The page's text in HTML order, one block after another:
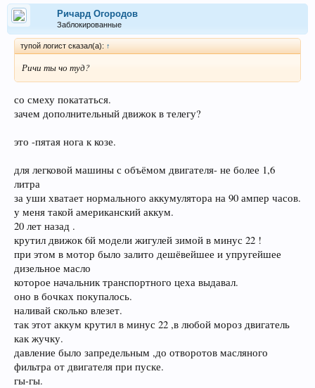
Ричард Огородов
Заблокированные
тупой логист сказал(а): ↑
Ричи ты чо туд?
со смеху покататься.
зачем дополнительный движок в телегу?
это -пятая нога к козе.
для легковой машины с объёмом двигателя- не более 1,6
литра
за уши хватает нормального аккумулятора на 90 ампер часов.
у меня такой американский аккум.
20 лет назад .
крутил движок 6й модели жигулей зимой в минус 22 !
при этом в мотор было залито дешёвейшее и упругейшее
дизельное масло
которое начальник транспортного цеха выдавал.
оно в бочках покупалось.
наливай сколько влезет.
так этот аккум крутил в минус 22 ,в любой мороз двигатель
как жучку.
давление было запредельным ,до отворотов масляного
фильтра от двигателя при пуске.
гы-гы.